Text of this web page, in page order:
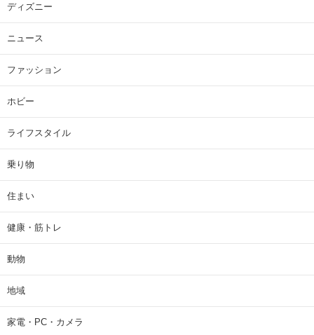
ディズニー
ニュース
ファッション
ホビー
ライフスタイル
乗り物
住まい
健康・筋トレ
動物
地域
家電・PC・カメラ